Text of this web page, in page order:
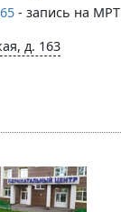
- запись на
д. 163